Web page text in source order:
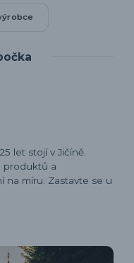
let stojí v Jičíně.
produktů a
na míru. Zastavte se u